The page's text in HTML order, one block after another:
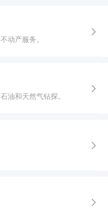
动产服务。
油和天然气钻探。